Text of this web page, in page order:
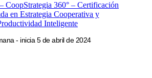
CoopStrategia 360° – Certificación
en Estrategia Cooperativa y
Inteligente
- inicia 5 de abril de 2024